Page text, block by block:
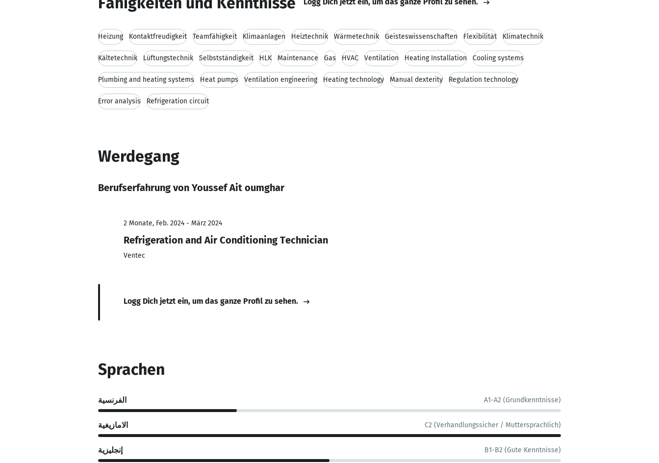
Logg Dich jetzt ein, um das ganze Profil zu sehen.
Heizung Kontaktfreudigkeit Teamfähigkeit Klimaanlagen Heiztechnik Wärmetechnik Geisteswissenschaften Flexibilität Klimatechnik
Kältetechnik Lüftungstechnik Selbstständigkeit HLK Maintenance Gas HVAC Ventilation Heating Installation Cooling systems
Plumbing and heating systems Heat pumps Ventilation engineering Heating technology Manual dexterity Regulation technology
Error analysis Refrigeration circuit
Werdegang
Berufserfahrung von Youssef Ait oumghar
2 Monate, Feb. 2024 - März 2024
Refrigeration and Air Conditioning Technician
Ventec
Logg Dich jetzt ein, um das ganze Profil zu sehen.
Sprachen
الفرنسية A1-A2 (Grundkenntnisse)
الامازيغية C2 (Verhandlungssicher / Muttersprachlich)
إنجليزية B1-B2 (Gute Kenntnisse)